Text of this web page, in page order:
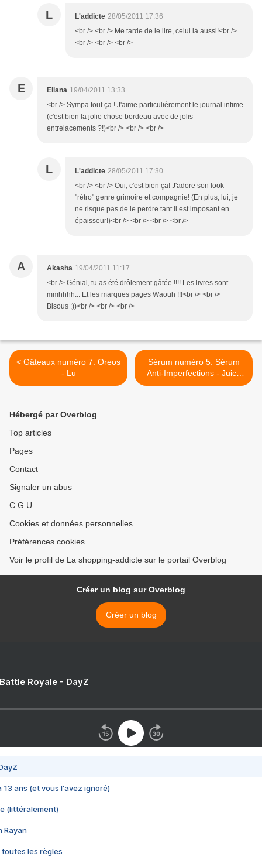
L L'addicte 28/05/2011 17:36
<br /> <br /> Me tarde de le lire, celui là aussi!<br />
<br /> <br /> <br />
E Ellana 19/04/2011 13:33
<br /> Sympa tout ça ! J'aime particulièrement le journal intime
(c'est bien la jolie chose bordeau avec de jolis
entrelacements ?!)<br /> <br /> <br />
L L'addicte 28/05/2011 17:30
<br /> <br /> Oui, c'est bien ça! J'adore son look
"rétro" genre grimoire et compagnie! (En plus, lui, je
ne risque pas de le perdre tant il est imposant en
épaisseur!)<br /> <br /> <br /> <br />
A Akasha 19/04/2011 11:17
<br /> Génial, tu as été drôlement gâtée !!!! Les livres sont
mmhhhh... Et les marques pages Waouh !!!<br /> <br />
Bisous ;))<br /> <br /> <br />
< Gâteaux numéro 7: Oreos
- Lu
Sérum numéro 5: Sérum
Anti-Imperfections - Juice
Beauty >
Hébergé par Overblog
Top articles
Pages
Contact
Signaler un abus
C.G.U.
Cookies et données personnelles
Préférences cookies
Voir le profil de La shopping-addicte sur le portail Overblog
Créer un blog sur Overblog
Créer un blog
Royale - DayZ
13 ans (et vous l'avez ignoré)
(littéralement)
Rayan
toutes les règles